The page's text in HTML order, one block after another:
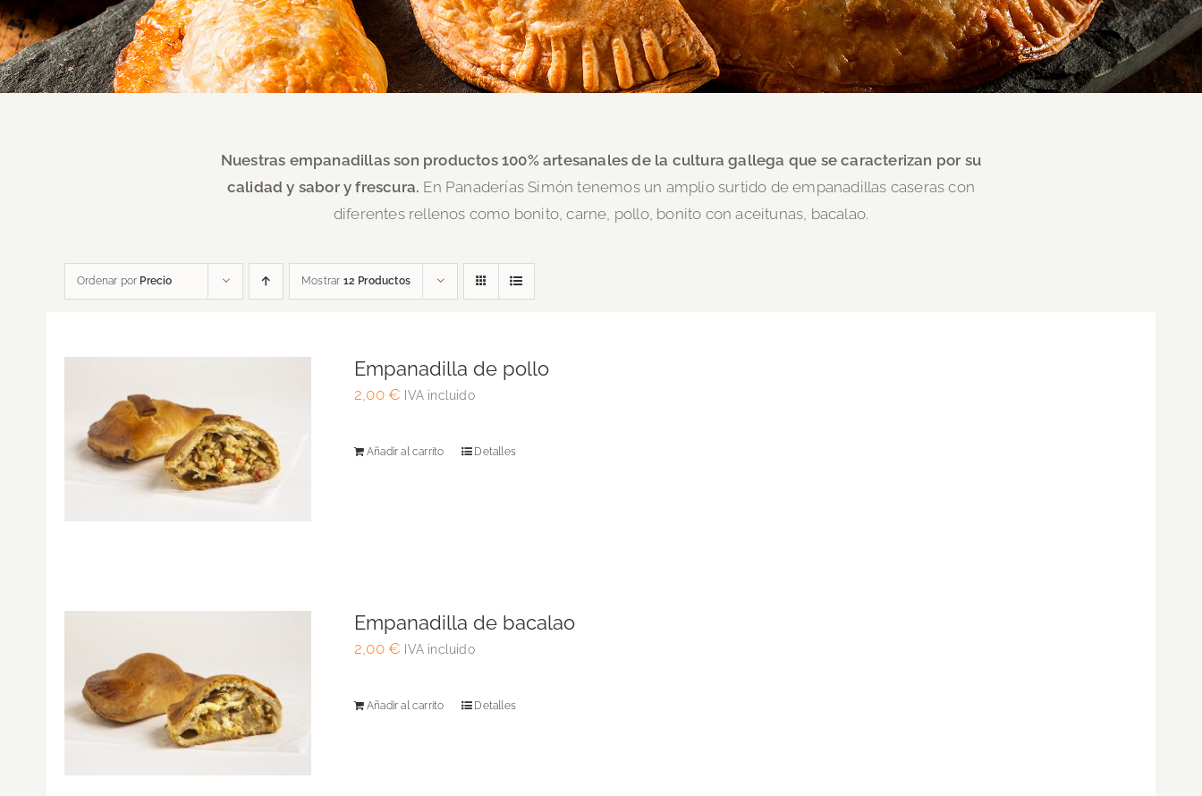
Nuestras empanadillas son productos 100% artesanales de la cultura gallega que se caracterizan por su
calidad y sabor y frescura. En Panaderías Simón tenemos un amplio surtido de empanadillas caseras con
diferentes rellenos como bonito, carne, pollo, bonito con aceitunas, bacalao.
Ordenar por Precio Mostrar 12 Productos
Empanadilla de pollo
2,00 € IVA incluido
Añadir al carrito Detalles
Empanadilla de bacalao
2,00 € IVA incluido
Añadir al carrito Detalles